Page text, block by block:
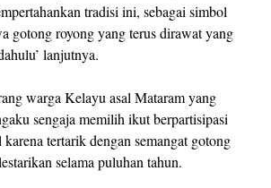
tradisi ini, sebagai simbol
gotong royong yang terus dirawat yang
lanjutnya.
warga Kelayu asal Mataram yang
sengaja memilih ikut berpartisipasi
tertarik dengan semangat gotong
selama puluhan tahun.